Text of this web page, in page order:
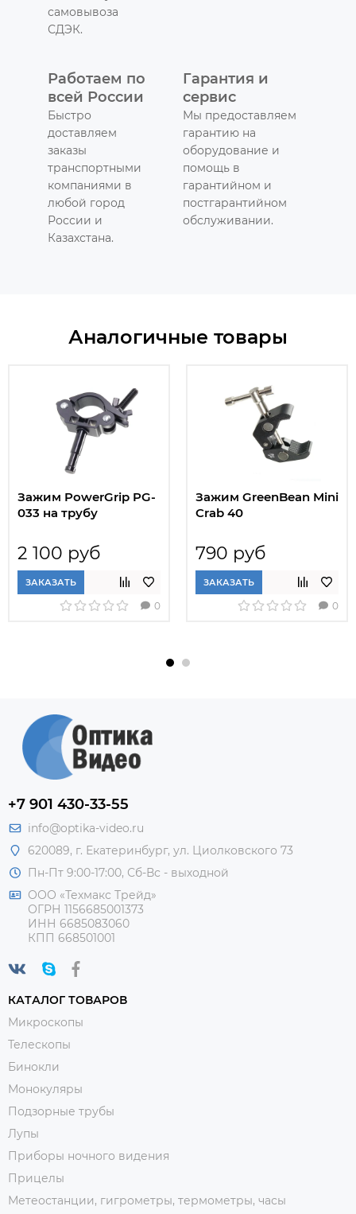
самовывоза
СДЭК.
Работаем по
всей России
Быстро
доставляем
заказы
транспортными
компаниями в
любой город
России и
Казахстана.
Гарантия и
сервис
Мы предоставляем
гарантию на
оборудование и
помощь в
гарантийном и
постгарантийном
обслуживании.
Аналогичные товары
Зажим PowerGrip PG-
033 на трубу
2 100 руб
ЗАКАЗАТЬ
0
Зажим GreenBean Mini
Crab 40
790 руб
ЗАКАЗАТЬ
0
+7 901 430-33-55
info@optika-video.ru
620089, г. Екатеринбург, ул. Циолковского 73
Пн-Пт 9:00-17:00, Сб-Вс - выходной
ООО «Техмакс Трейд»
ОГРН 1156685001373
ИНН 6685083060
КПП 668501001
КАТАЛОГ ТОВАРОВ
Микроскопы
Телескопы
Бинокли
Монокуляры
Подзорные трубы
Лупы
Приборы ночного видения
Прицелы
Метеостанции, гигрометры, термометры, часы